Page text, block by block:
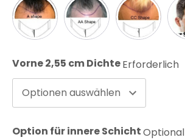
Vorne 2,55 cm DichteErforderlich
Optionen auswählen
Option für innere SchichtOptional